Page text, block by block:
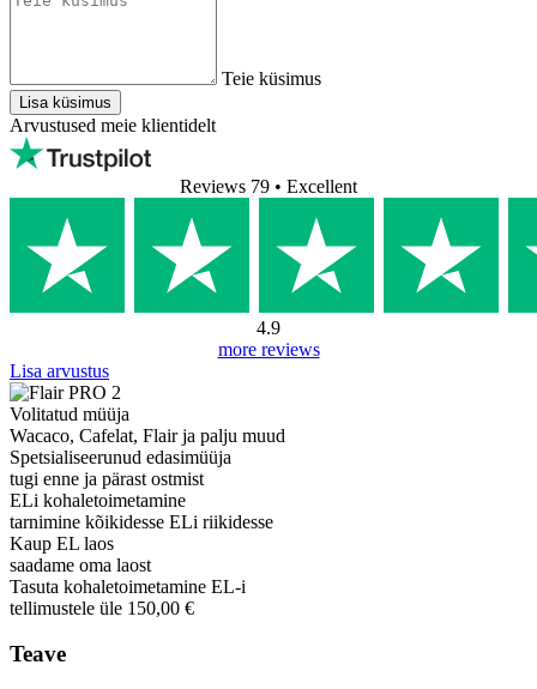
Teie küsimus
Lisa küsimus
Arvustused meie klientidelt
Reviews 79 • Excellent
4.9
more reviews
Lisa arvustus
Volitatud müüja
Wacaco, Cafelat, Flair ja palju muud
Spetsialiseerunud edasimüüja
tugi enne ja pärast ostmist
ELi kohaletoimetamine
tarnimine kõikidesse ELi riikidesse
Kaup EL laos
saadame oma laost
Tasuta kohaletoimetamine EL-i
tellimustele üle 150,00 €
Teave